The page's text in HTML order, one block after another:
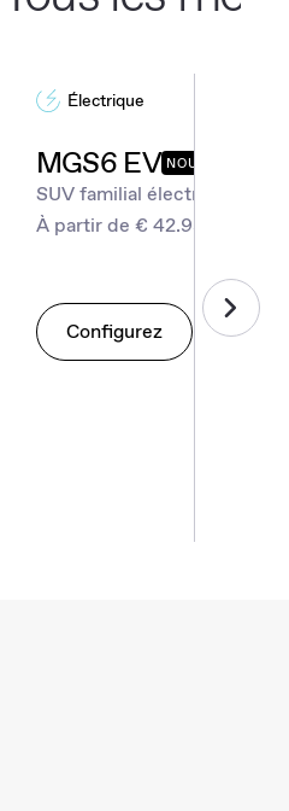
Électrique
MGS6 EV NOUVEAU
SUV familial électrique
À partir de € 42.990
Configurez